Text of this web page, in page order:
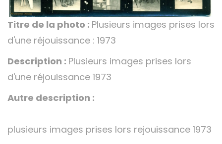
Titre de la photo : Plusieurs images prises lors
d'une réjouissance : 1973
Description : Plusieurs images prises lors
d'une réjouissance 1973
Autre description :
plusieurs images prises lors rejouissance 1973